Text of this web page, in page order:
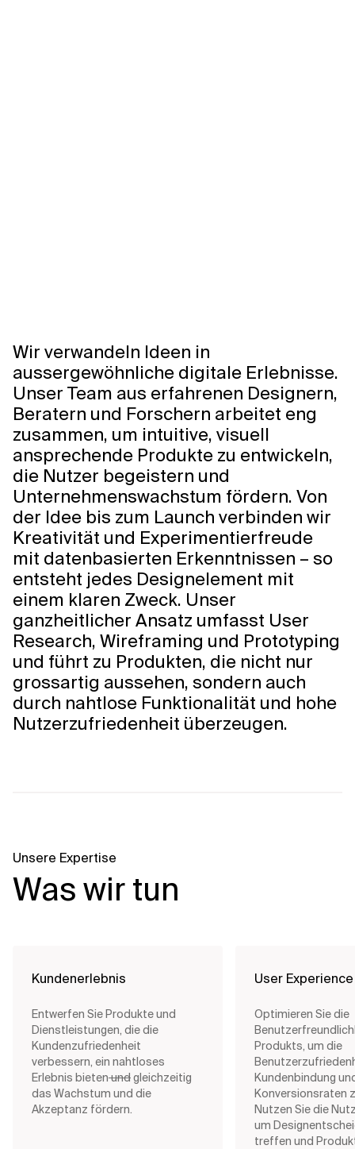
Wir verwandeln Ideen in
aussergewöhnliche digitale Erlebnisse.
Unser Team aus erfahrenen Designern,
Beratern und Forschern arbeitet eng
zusammen, um intuitive, visuell
ansprechende Produkte zu entwickeln,
die Nutzer begeistern und
Unternehmenswachstum fördern. Von
der Idee bis zum Launch verbinden wir
Kreativität und Experimentierfreude
mit datenbasierten Erkenntnissen – so
entsteht jedes Designelement mit
einem klaren Zweck. Unser
ganzheitlicher Ansatz umfasst User
Research, Wireframing und Prototyping
und führt zu Produkten, die nicht nur
grossartig aussehen, sondern auch
durch nahtlose Funktionalität und hohe
Nutzerzufriedenheit überzeugen.
Unsere Expertise
Was wir tun
Kundenerlebnis
Entwerfen Sie Produkte und
Dienstleistungen, die die
Kundenzufriedenheit
verbessern, ein nahtloses
Erlebnis bietenundgleichzeitig
das Wachstum und die
Akzeptanz fördern.
User
Optimieren Sie die
Produkts, um die
Kundenbindung
Konversionsraten
Nutzen Sie die
um
treffen und